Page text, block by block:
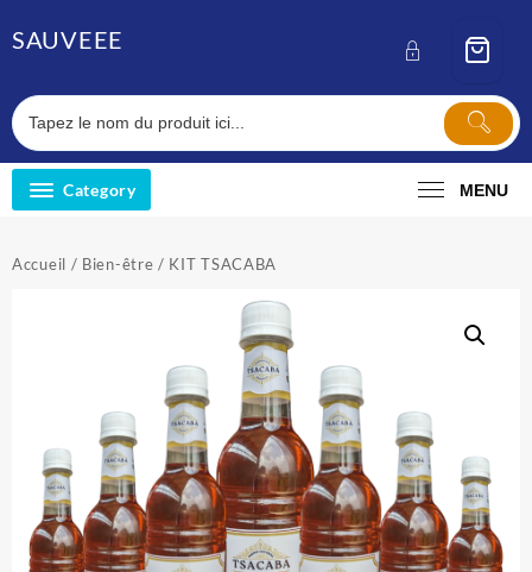
toSAUVEEE
Category MENU
Accueil / Bien-être / KIT TSACABA